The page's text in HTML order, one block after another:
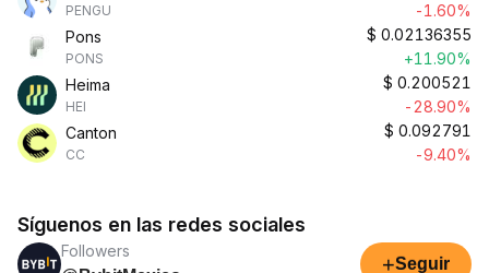
PENGU
-1.60%
Pons
PONS
$ 0.02136355
+11.90%
Heima
HEI
$ 0.200521
-28.90%
Canton
CC
$ 0.092791
-9.40%
Síguenos en las redes sociales
Followers
+Seguir